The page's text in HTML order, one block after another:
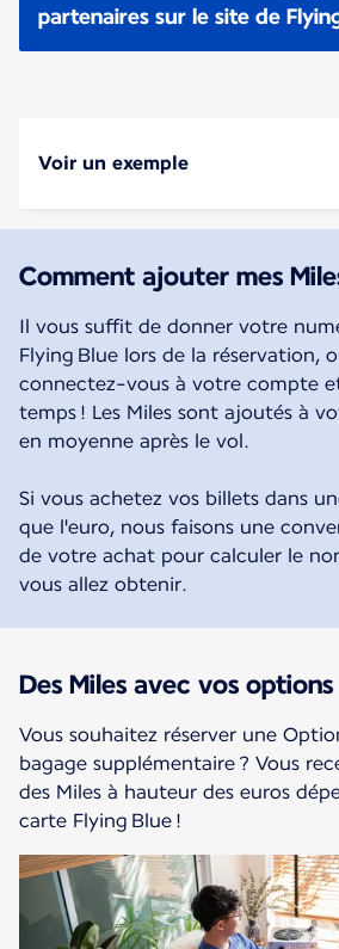
partenaires sur le site de
Voir un exemple
Comment ajouter mes
Il vous suffit de donner votre
Flying Blue lors de la réservation,
connectez-vous à votre compte
temps ! Les Miles sont ajoutés à
en moyenne après le vol.
Si vous achetez vos billets dans
que l'euro, nous faisons une
de votre achat pour calculer le
vous allez obtenir.
Des Miles avec vos options
Vous souhaitez réserver une
bagage supplémentaire ? Vous
des Miles à hauteur des euros
carte Flying Blue !